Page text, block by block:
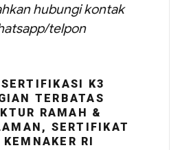
hubungi kontak
telpon
K3
TERBATAS
RAMAH &
SERTIFIKAT
RI